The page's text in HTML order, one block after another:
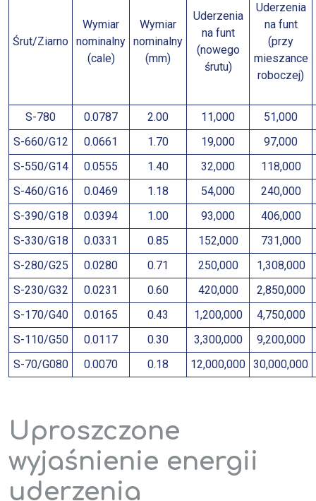
Śrut/Ziarno
Wymiar
nominalny
(cale)
Wymiar
nominalny
(mm)
Uderzenia
na funt
(nowego
śrutu)
Uderzenia
na funt
(przy
mieszance
roboczej)
S-780 0.0787 2.00 11,000
51,000
S-660/G12
0.0661 1.70 19,000
97,000
S-550/G14
0.0555 1.40 32,000
118,000
S-460/G16
0.0469 1.18 54,000
240,000
S-390/G18
0.0394 1.00 93,000
406,000
S-330/G18
0.0331 0.85 152,000
731,000
S-280/G25
0.0280 0.71 250,000
1,308,000
S-230/G32
0.0231 0.60 420,000
2,850,000
S-170/G40
0.0165 0.43 1,200,000
4,750,000
S-110/G50
0.0117 0.30 3,300,000
9,200,000
S-70/G080
0.0070 0.18 12,000,000 30,000,000
Uproszczone
wyjaśnienie energii
uderzenia